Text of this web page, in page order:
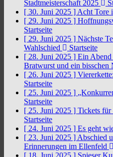
Stadtmeisterschaft 2025
[ 30. Juni 2025 ] Acht Tore
[ 29. Juni 2025 ]
Startseite
[ 29. Juni 2025 ] Nächste
Wahlschied
Startseite
[ 28. Juni 2025 ] Ein Abend
Bratwurst und ein bisschen
[ 26. Juni 2025 ]
Startseite
[ 25. Juni 2025 ]
Startseite
[ 25. Juni 2025 ] Tickets für
Startseite
[ 24. Juni 2025 ] Es geht
[ 23. Juni 2025 ] Abschied
Erinnerungen im Ellenfeld
[ 18. Juni 2025 ] Spieser